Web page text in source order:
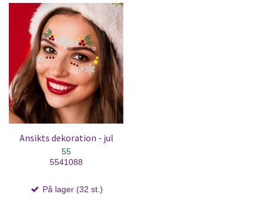
Ansikts dekoration - jul
55
5541088
På lager (32 st.)